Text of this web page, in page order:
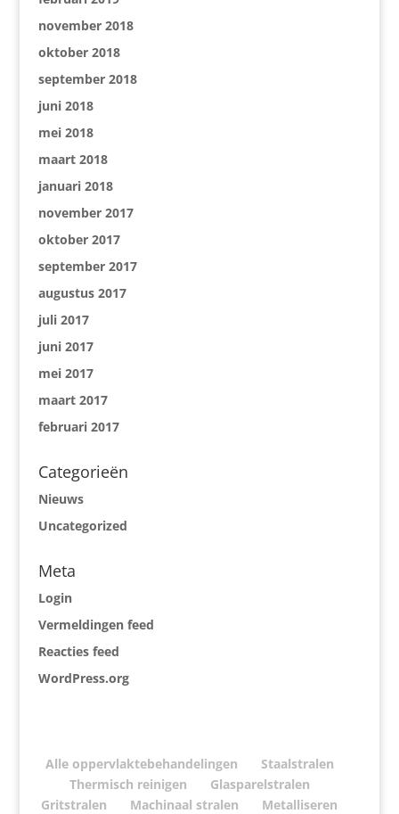
november 2018
oktober 2018
september 2018
juni 2018
mei 2018
maart 2018
januari 2018
november 2017
oktober 2017
september 2017
augustus 2017
juli 2017
juni 2017
mei 2017
maart 2017
februari 2017
Categorieën
Nieuws
Uncategorized
Meta
Login
Vermeldingen feed
Reacties feed
WordPress.org
Alle oppervlaktebehandelingen
Staalstralen
Thermisch reinigen
Glasparelstralen
Gritstralen
Machinaal stralen Metalliseren